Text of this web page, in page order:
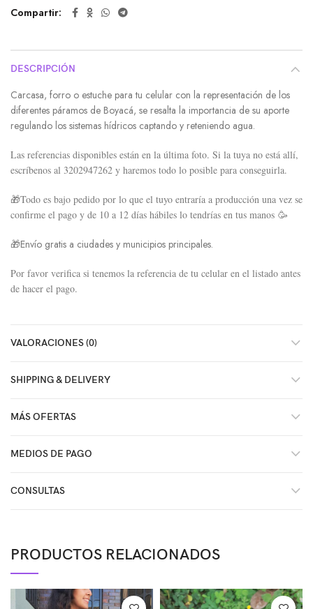
Compartir
DESCRIPCIÓN
Carcasa, forro o estuche para tu celular con la representación de los
diferentes páramos de Boyacá, se resalta la importancia de su aporte
regulando los sistemas hídricos captando y reteniendo agua.
Las referencias disponibles están en la última foto. Si la tuya no está allí,
escríbenos al 3202947262 y haremos todo lo posible para conseguirla.
🎁Todo es bajo pedido por lo que el tuyo entraría a producción una vez se
confirme el pago y de 10 a 12 días hábiles lo tendrías en tus manos 🥳
🎁Envío gratis a ciudades y municipios principales.
Por favor verifica si tenemos la referencia de tu celular en el listado antes
de hacer el pago.
VALORACIONES (0)
SHIPPING & DELIVERY
MÁS OFERTAS
MEDIOS DE PAGO
CONSULTAS
PRODUCTOS RELACIONADOS